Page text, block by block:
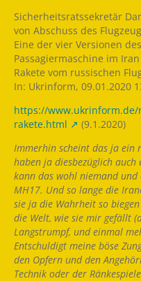
Sicherheitsratssekretär
von Abschuss des
Eine der vier Versionen
Passagiermaschine im
Rakete vom russischen
In: Ukrinform, 09.01.2020
https://
rakete.html
(9.1.2020)
Immerhin scheint das ja ein
haben ja diesbezüglich auch
kann das wohl niemand
MH17. Und so lange die
sie ja die Wahrheit so
die Welt, wie sie mir gefällt
Langstrumpf, und einmal
Entschuldigt meine böse
den Opfern und den
Technik oder der